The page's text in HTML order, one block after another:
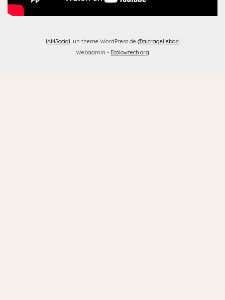
IAMSocial, un theme WordPress de @aicragellebasi
Webadmin - Ecolowtech.org